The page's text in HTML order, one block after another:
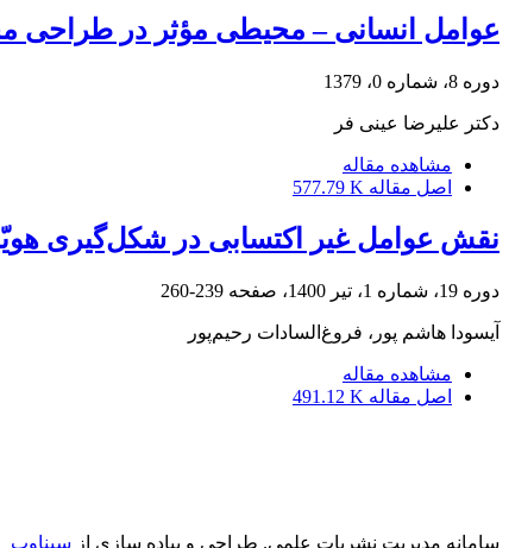
عوامل انسانی – محیطی مؤثر در طراحی
دوره 8، شماره 0، 1379
دکتر علیرضا عینی فر
مشاهده مقاله
اصل مقاله 577.79 K
نقش عوامل غیر اکتسابی در شکل‌گیری
دوره 19، شماره 1، تیر 1400، صفحه 239-260
آیسودا هاشم پور، فروغ‌السادات رحیم‌پور
مشاهده مقاله
اصل مقاله 491.12 K
سامانه مدیریت نشریات علمی. طراحی و پیاده سازی از سیناوب